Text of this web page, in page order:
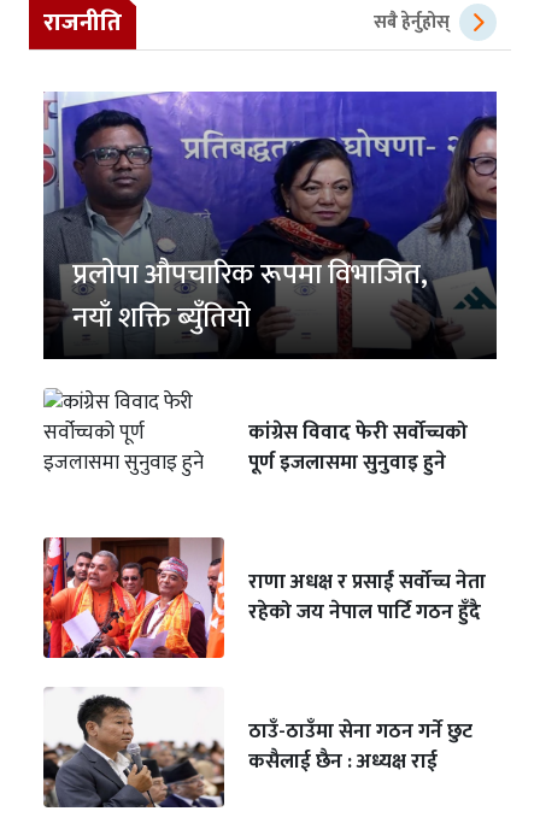
राजनीति सबै हेर्नुहोस्
प्रलोपा औपचारिक रूपमा विभाजित,
नयाँ शक्ति ब्युँतियो
कांग्रेस विवाद फेरी सर्वोच्चको
पूर्ण इजलासमा सुनुवाइ हुने
राणा अधक्ष र प्रसाईं सर्वोच्च नेता
रहेको जय नेपाल पार्टि गठन हुँदै
ठाउँ-ठाउँमा सेना गठन गर्ने छुट
कसैलाई छैन : अध्यक्ष राई